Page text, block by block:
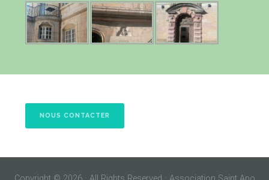
NOUS CONTACTER